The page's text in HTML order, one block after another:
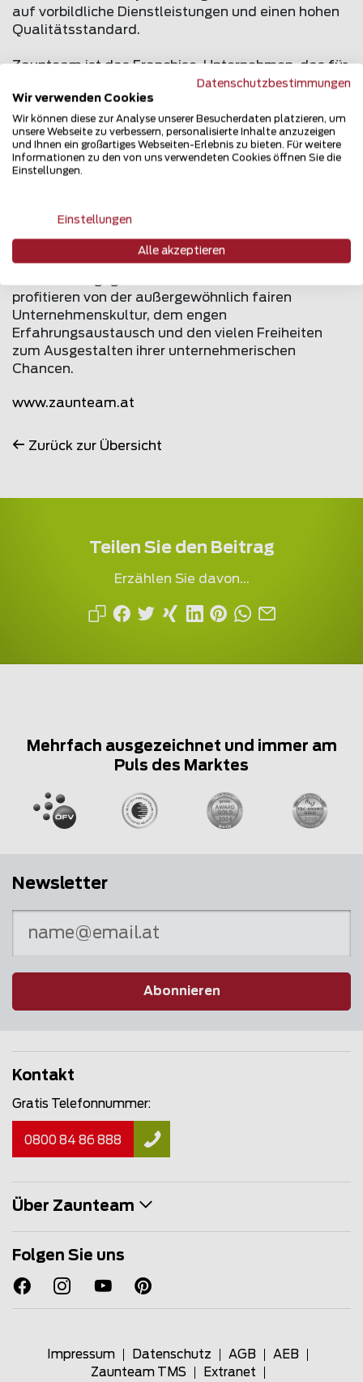
auf vorbildliche Dienstleistungen und einen hohen
Qualitätsstandard.
Zaunteam ist das Franchise-Unternehmen, das für
größte Auswahl, persönliche Beratung und
fachgerechte Montage rund um Zäune und Tore für
Heim & Garten, Sicht- & Lärmschutz, Industrie &
Sicherheit sowie Landwirtschaft & Tierhaltung
steht. Seit seiner Gründung im Jahr 1989 durch den
noch immer in der Geschäftsleitung tätigen Walter
Schweiz aufgebaut. Zaunteam versteht und prägt
sein Handwerk und ist sich seiner Verantwortung
für richtungweisende Zaunmontage allen Partnern
profitieren von der außergewöhnlich fairen
Unternehmenskultur, dem engen
Erfahrungsaustausch und den vielen Freiheiten
zum Ausgestalten ihrer unternehmerischen
Chancen.
www.zaunteam.at
Zurück zur Übersicht
Teilen Sie den Beitrag
Erzählen Sie davon...
Mehrfach ausgezeichnet und immer am
Puls des Marktes
Newsletter
Abonnieren
Kontakt
Gratis Telefonnummer:
0800 84 86 888
Über Zaunteam
Folgen Sie uns
Impressum Datenschutz AGB
AEB
Zaunteam TMS
Extranet
Datenschutzbestimmungen
Wir verwenden Cookies
Wir können diese zur Analyse unserer Besucherdaten platzieren, um
unsere Webseite zu verbessern, personalisierte Inhalte anzuzeigen
und Ihnen ein großartiges Webseiten-Erlebnis zu bieten. Für weitere
Informationen zu den von uns verwendeten Cookies öffnen Sie die
Einstellungen.
Einstellungen
Alle akzeptieren